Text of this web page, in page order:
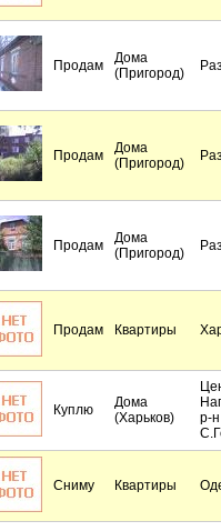
Продам
Дома
(Пригород)
Продам
Дома
(Пригород)
Продам
Дома
(Пригород)
Продам Квартиры
Куплю
Дома
(Харьков)
р-
Сниму Квартиры